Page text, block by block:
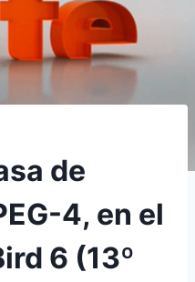
de
4, en el
6 (13º